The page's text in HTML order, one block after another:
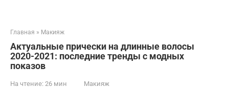
Главная » Макияж
Актуальные прически на длинные волосы
2020-2021: последние тренды с модных
показов
На чтение: 26 мин Макияж